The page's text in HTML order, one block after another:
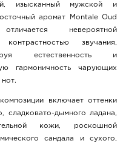
изысканный мужской и
аромат Montale Oud
невероятной
контрастностью звучания,
естественность и
гармоничность чарующих
включает оттенки
сладковато-дымного ладана,
кожи, роскошной
сандала и сухого,